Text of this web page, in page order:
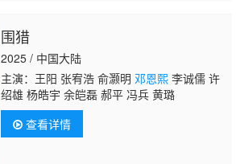
围猎
2025 / 中国大陆
主演：王阳 张宥浩 俞灏明 邓恩熙李诚儒 许
绍雄 杨皓宇 余皑磊 郝平 冯兵 黄璐
查看详情